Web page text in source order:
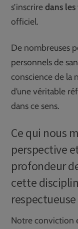
s’inscriredans
officiel.
De nombreuses
personnels de
conscience de la
d’une véritable
dans ce sens.
Ce qui nous
perspective
profondeur
cette
Notre conviction